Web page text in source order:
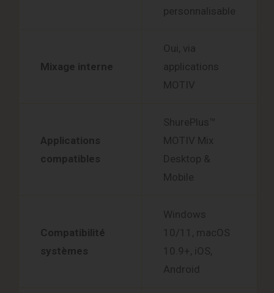
personnalisable
Mixage interne
Oui, via
applications
MOTIV
Applications
compatibles
ShurePlus™
MOTIV Mix
Desktop &
Mobile
Compatibilité
systèmes
Windows
10/11, macOS
10.9+, iOS,
Android